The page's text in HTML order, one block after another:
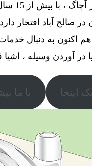
صالح آباد افتخار
اکنون به دنبال
در آوردن وسیله ،
اینجا با ما